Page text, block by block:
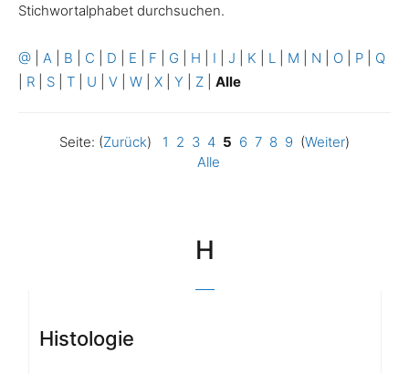
Stichwortalphabet durchsuchen.
@ A B C D E F G H I J K L M N O P
Q
R S T U V W X Y Z Alle
Seite: (Zurück) 1 2 3 4 5 6 7 8 9 (Weiter)
Alle
H
Histologie